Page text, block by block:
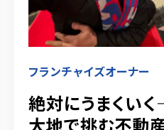
フランチャイズオーナー
絶対にうまくい
大地で挑む不動